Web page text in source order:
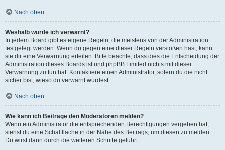
Nach oben
Weshalb wurde ich verwarnt?
In jedem Board gibt es eigene Regeln, die meistens von der Administration
festgelegt werden. Wenn du gegen eine dieser Regeln verstoßen hast, kann
sie dir eine Verwarnung erteilen. Bitte beachte, dass dies die Entscheidung der
Administration dieses Boards ist und phpBB Limited nichts mit dieser
Verwarnung zu tun hat. Kontaktiere einen Administrator, sofern du die nicht
sicher bist, wieso du verwarnt wurdest.
Nach oben
Wie kann ich Beiträge den Moderatoren melden?
Wenn ein Administrator die entsprechenden Berechtigungen vergeben hat,
siehst du eine Schaltfläche in der Nähe des Beitrags, um diesen zu melden.
Du wirst dann durch die weiteren Schritte geführt.